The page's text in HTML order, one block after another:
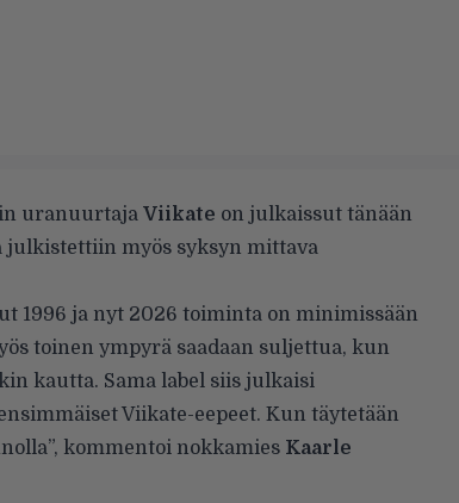
uranuurtaja Viikate on julkaissut tänään
julkistettiin myös syksyn mittava
1996 ja nyt 2026 toiminta on minimissään
toinen ympyrä saadaan suljettua, kun
kautta. Sama label siis julkaisi
Viikate-eepeet. Kun täytetään
kommentoi nokkamies Kaarle